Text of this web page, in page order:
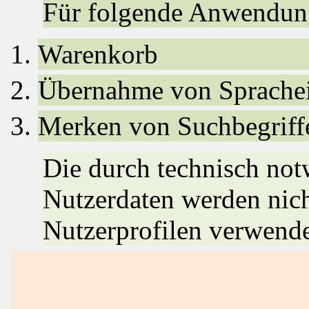
Für folgende
Warenkorb
Übernahme von
Merken von
Die durch technisch
Nutzerdaten werden
Nutzerprofilen